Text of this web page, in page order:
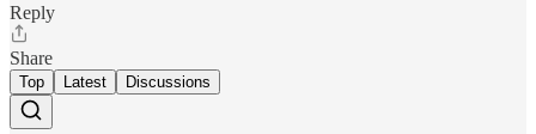
Reply
Share
Top Latest Discussions